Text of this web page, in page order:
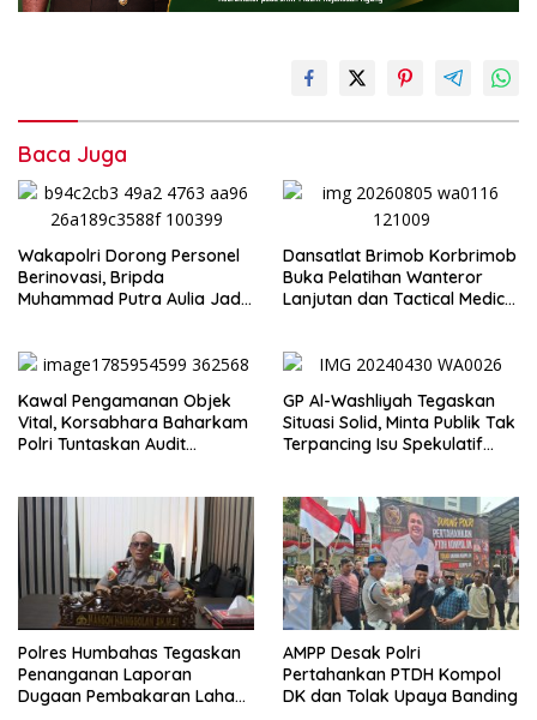
Baca Juga
Wakapolri Dorong Personel
Berinovasi, Bripda
Muhammad Putra Aulia Jadi
Dansatlat Brimob Korbrimob
Buka Pelatihan Wanteror
Lanjutan dan Tactical Medic
Kawal Pengamanan Objek
Vital, Korsabhara Baharkam
Polri Tuntaskan Audit
GP Al-Washliyah Tegaskan
Situasi Solid, Minta Publik Tak
Terpancing Isu Spekulatif
Polres Humbahas Tegaskan
Penanganan Laporan
Dugaan Pembakaran Lahan
AMPP Desak Polri
Pertahankan PTDH Kompol
DK dan Tolak Upaya Banding